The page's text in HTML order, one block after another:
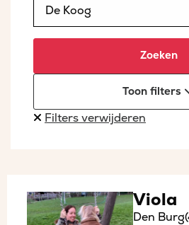
Zoeken
Toon filters
Filters verwijderen
Viola
Den Burg